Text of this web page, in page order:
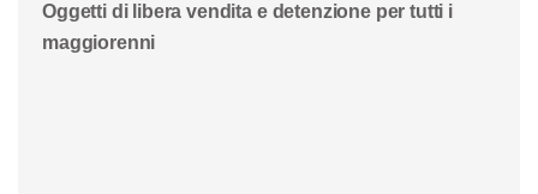
Oggetti di libera vendita e detenzione per tutti i
maggiorenni